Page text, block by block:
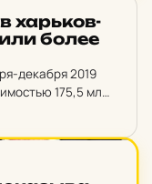
харь­ков­
более
декабря 2019
175,5 млн